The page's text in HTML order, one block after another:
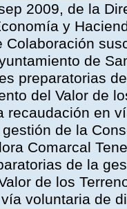
2009, de la
y
Colaboración
de
preparatorias
del Valor de
recaudación en
de la
Comarcal
de la
de los
voluntaria de